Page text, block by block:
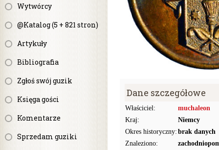
Wytwórcy
@Katalog (5 + 821 stron)
Artykuły
Bibliografia
Zgłoś swój guzik
Księga gości
Komentarze
Sprzedam guziki
Dane szczegółowe
Właściciel:
muchaleon
Kraj:
Niemcy
Okres historyczny: brak danych
Znaleziono: